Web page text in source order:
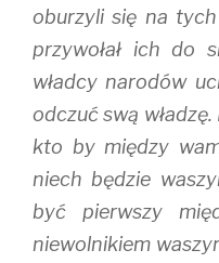
oburzyli się na
przywołał ich do
władcy narodów
odczuć swą
kto by między
niech będzie
być pierwszy
niewolnikiem